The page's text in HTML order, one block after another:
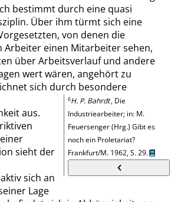
bestimmt durch eine quasi
Über ihm türmt sich eine
von denen die
Arbeiter einen Mitarbeiter sehen,
über Arbeitsverlauf und andere
wert wären, angehört zu
6H. P. Bahrdt,Die
Industriearbeiter; in: M.
Feuersenger (Hrg.) Gibt es
noch ein Proletariat?
Frankfurt/M. 1962,S. 29.
sich durch besondere
aus.
sieht der
sich an
Lage